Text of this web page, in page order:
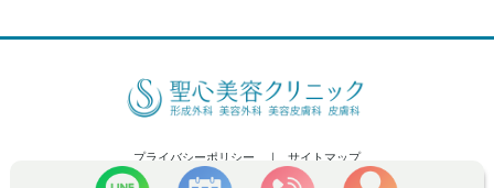
プライバシーポリシー サイトマップ